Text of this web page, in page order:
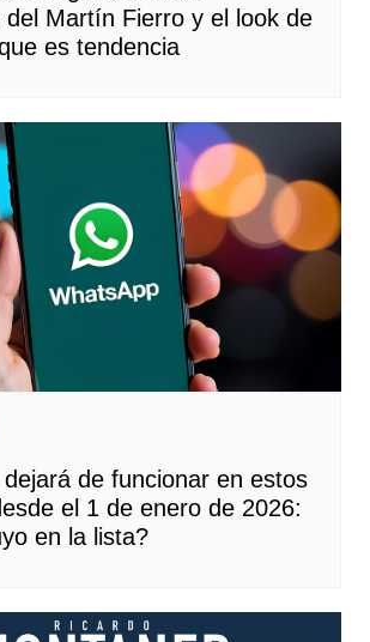
del Martín Fierro y el look de
es tendencia
de funcionar en estos
el 1 de enero de 2026:
en la lista?